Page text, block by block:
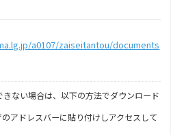
a0107/zaiseitantou/documents
ない場合は、以下の方法でダウンロード
アドレスバーに貼り付けしアクセスして